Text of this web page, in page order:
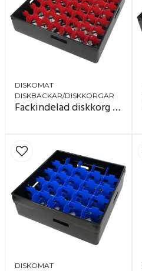
DISKOMAT
DISKBACKAR/DISKKORGAR
Fackindelad diskkorg för glas diameter max 60 mm
DISKOMAT